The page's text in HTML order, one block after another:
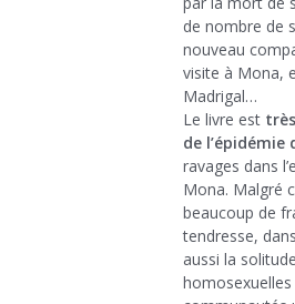
de nombre de
nouveau
visite à Mona,
Madrigal…
Le livre est
de l’épidémie
ravages dans
Mona. Malgré
beaucoup de
tendresse,
aussi la